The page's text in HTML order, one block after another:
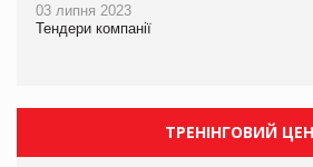
03 липня 2023
Тендери компанії
ТРЕНІНГОВИЙ